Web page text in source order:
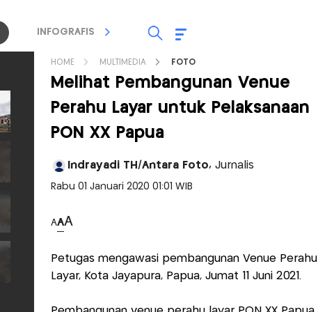
INFOGRAFIS TV STREAMING
HOME MULTIMEDIA FOTO
Melihat Pembangunan Venue
Perahu Layar untuk Pelaksanaan
PON XX Papua
Indrayadi TH/Antara Foto, Jurnalis
Rabu 01 Januari 2020 01:01 WIB
AAA
Petugas mengawasi pembangunan Venue Perahu
Layar, Kota Jayapura, Papua, Jumat 11 Juni 2021.